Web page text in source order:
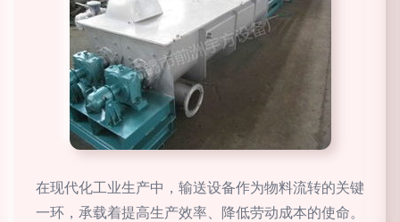
在现代化工业生产中，输送设备作为物料流转的关键
一环，承载着提高生产效率、降低劳动成本的使命。